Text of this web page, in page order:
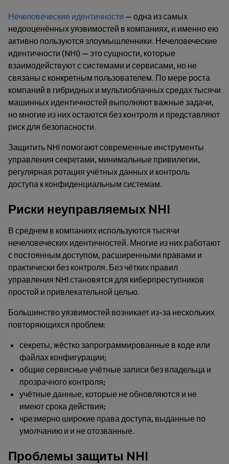
Нечеловеческие идентичности — одна из самых
недооценённых уязвимостей в компаниях, и именно ею
активно пользуются злоумышленники. Нечеловеческие
идентичности (NHI) — это сущности, которые
взаимодействуют с системами и сервисами, но не
связаны с конкретным пользователем. По мере роста
компаний в гибридных и мультиоблачных средах тысячи
машинных идентичностей выполняют важные задачи,
но многие из них остаются без контроля и представляют
риск для безопасности.
Защитить NHI помогают современные инструменты
управления секретами, минимальные привилегии,
регулярная ротация учётных данных и контроль
доступа к конфиденциальным системам.
Риски неуправляемых NHI
В среднем в компаниях используются тысячи
нечеловеческих идентичностей. Многие из них работают
с постоянным доступом, расширенными правами и
практически без контроля. Без чётких правил
управления NHI становятся для киберпреступников
простой и привлекательной целью.
Большинство уязвимостей возникает из-за нескольких
повторяющихся проблем:
секреты, жёстко запрограммированные в коде или
файлах конфигурации;
общие сервисные учётные записи без владельца и
прозрачного контроля;
учётные данные, которые не обновляются и не
имеют срока действия;
чрезмерно широкие права доступа, выданные по
умолчанию и и не отозванные.
Проблемы защиты NHI